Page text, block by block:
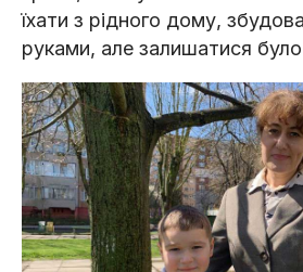
їхати з рідного дому,
руками, але залишатися